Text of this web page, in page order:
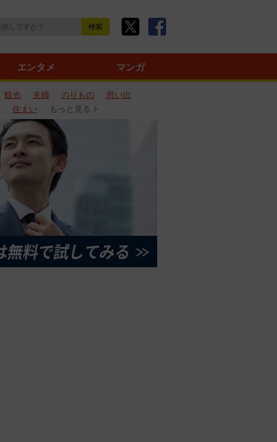
エンタメ マンガ
観光 夫婦 のりもの
思い出
住まい もっと見る